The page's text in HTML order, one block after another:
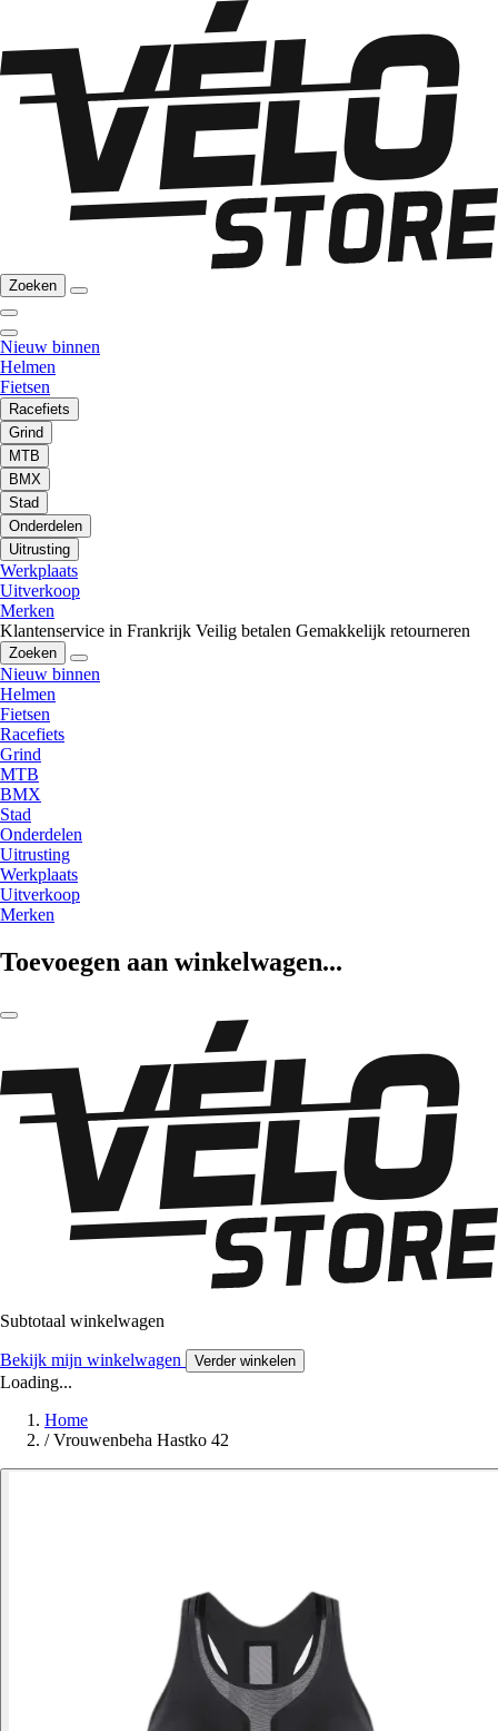
Zoeken
Nieuw binnen
Helmen
Fietsen
Racefiets
Grind
MTB
BMX
Stad
Onderdelen
Uitrusting
Werkplaats
Uitverkoop
Merken
Klantenservice in Frankrijk Veilig betalen Gemakkelijk retourneren
Zoeken
Nieuw binnen
Helmen
Fietsen
Racefiets
Grind
MTB
BMX
Stad
Onderdelen
Uitrusting
Werkplaats
Uitverkoop
Merken
Toevoegen aan winkelwagen...
Subtotaal winkelwagen
Bekijk mijn winkelwagen Verder winkelen
Loading...
Home
/ Vrouwenbeha Hastko 42